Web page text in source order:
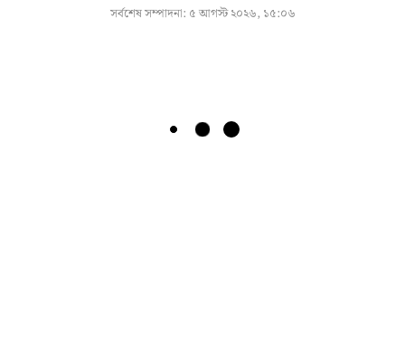
সর্বশেষ সম্পাদনা: ৫ আগস্ট ২০২৬, ১৫:০৬